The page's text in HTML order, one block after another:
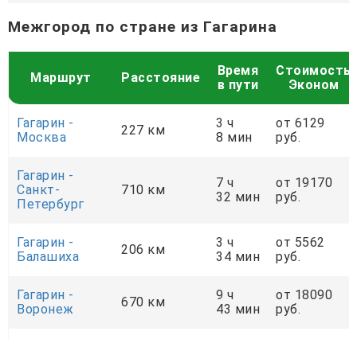
Межгород по стране из Гагарина
Маршрут Расстояние
Время
в пути
Стоимость
Эконом
Гагарин -
Москва
227 км
3 ч
8 мин
от 6129
руб.
Гагарин -
Санкт-
Петербург
710 км
7 ч
32 мин
от 19170
руб.
Гагарин -
Балашиха
206 км
3 ч
34 мин
от 5562
руб.
Гагарин -
Воронеж
670 км
9 ч
43 мин
от 18090
руб.